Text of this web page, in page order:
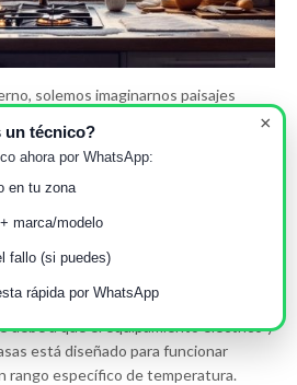
solemos imaginarnos paisajes
y bebidas calientes. Sin embargo,
otro tipo de desafíos, especialmente
Esta ciudad, conocida por sus
rigurosos, puede poner a prueba
del hogar: los electrodomésticos.
de tus electrodomésticos puede verse
Durante los meses más fríos,
puede precipitar fallos que de otro
debe a que el equipamiento eléctrico y
está diseñado para funcionar
rango específico de temperatura.
×
un técnico?
ahora por WhatsApp:
en tu zona
marca/modelo
fallo (si puedes)
rápida por WhatsApp